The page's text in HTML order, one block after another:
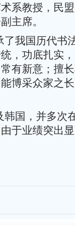
系教授，民
主席。
我国历代书
，功底扎实
有新意；擅
博采众家之
韩国，并多次
于业绩突出